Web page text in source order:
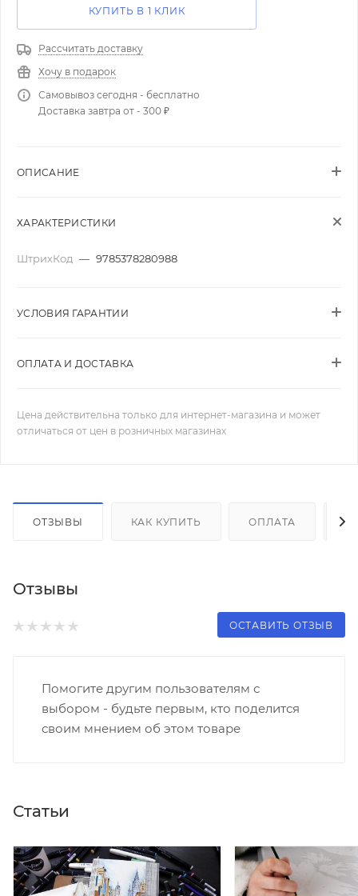
КУПИТЬ В 1 КЛИК
Рассчитать доставку
Хочу в подарок
Самовывоз сегодня - бесплатно
Доставка завтра от - 300 ₽
ОПИСАНИЕ
ХАРАКТЕРИСТИКИ
ШтрихКод — 9785378280988
УСЛОВИЯ ГАРАНТИИ
ОПЛАТА И ДОСТАВКА
Цена действительна только для интернет-магазина и может
отличаться от цен в розничных магазинах
ОТЗЫВЫ КАК КУПИТЬ ОПЛАТА
Отзывы
ОСТАВИТЬ ОТЗЫВ
Помогите другим пользователям с
выбором - будьте первым, кто поделится
своим мнением об этом товаре
Статьи